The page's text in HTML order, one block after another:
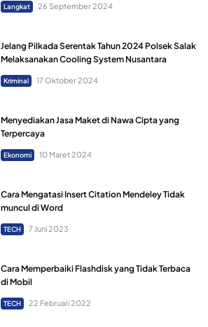
Langkat 26 September 2024
Jelang Pilkada Serentak Tahun 2024 Polsek Salak
Melaksanakan Cooling System Nusantara
Kriminal 17 Oktober 2024
Menyediakan Jasa Maket di Nawa Cipta yang
Terpercaya
Ekonomi 10 Maret 2024
Cara Mengatasi Insert Citation Mendeley Tidak
muncul di Word
TECH 7 Juni 2023
Cara Memperbaiki Flashdisk yang Tidak Terbaca
di Mobil
TECH 22 Februari 2022